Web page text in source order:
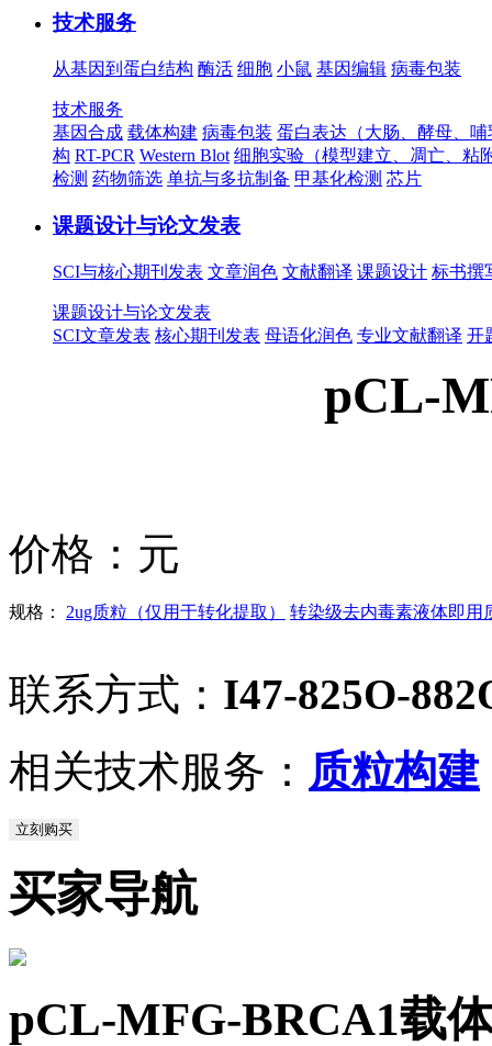
技术服务
从基因到蛋白结构 酶活 细胞 小鼠 基因编辑 病毒包装
技术服务
基因合成 载体构建 病毒包装 蛋白表达（大肠、酵母、
构 RT-PCR Western Blot 细胞实验（模型建立、凋亡、粘
检测 药物筛选 单抗与多抗制备 甲基化检测 芯片
课题设计与论文发表
SCI与核心期刊发表 文章润色 文献翻译 课题设计 标书撰
课题设计与论文发表
SCI文章发表 核心期刊发表 母语化润色 专业文献翻译 开
pCL-
价格： 元
规格： 2ug质粒（仅用于转化提取） 转染级去内毒素液体即用
联系方式： I47-825O-
相关技术服务： 质粒构建
立刻购买
买家导航
pCL-MFG-BRCA1载